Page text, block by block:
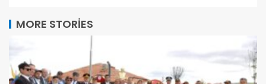
MORE STORIES